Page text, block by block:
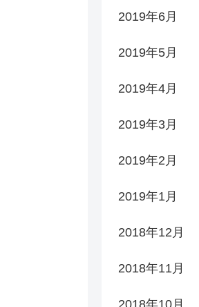
2019年6月
2019年5月
2019年4月
2019年3月
2019年2月
2019年1月
2018年12月
2018年11月
2018年10月